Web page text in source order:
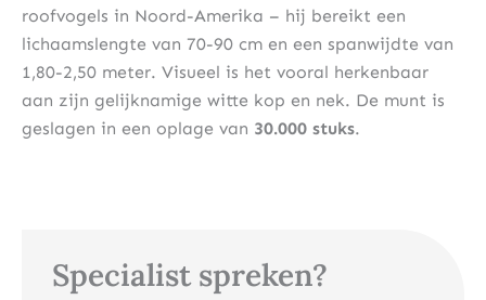
Specialist spreken?
roofvogels in Noord-Amerika – hij bereikt een
lichaamslengte van 70-90 cm en een spanwijdte van
1,80-2,50 meter. Visueel is het vooral herkenbaar
aan zijn gelijknamige witte kop en nek. De munt is
geslagen in een oplage van 30.000 stuks.